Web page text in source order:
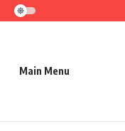
Saltar al contenido
Main Menu